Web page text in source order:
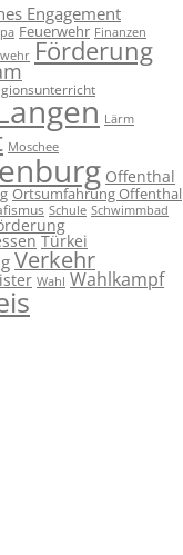
Engagement
Feuerwehr Finanzen
Förderung
Lärm
Moschee
Offenthal
Ortsumfahrung Offenthal
Schule Schwimmbad
Türkei
Verkehr
Wahl Wahlkampf